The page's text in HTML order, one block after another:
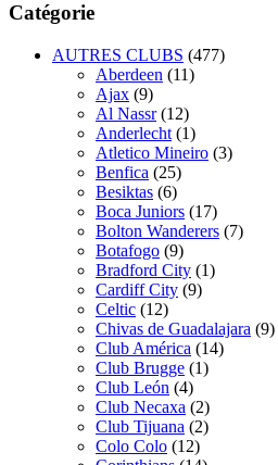
Catégorie
AUTRES CLUBS (477)
Aberdeen (11)
Ajax (9)
Al Nassr (12)
Anderlecht (1)
Atletico Mineiro (3)
Benfica (25)
Besiktas (6)
Boca Juniors (17)
Bolton Wanderers (7)
Botafogo (9)
Bradford City (1)
Cardiff City (9)
Celtic (12)
Chivas de Guadalajara (9)
Club América (14)
Club Brugge (1)
Club León (4)
Club Necaxa (2)
Club Tijuana (2)
Colo Colo (12)